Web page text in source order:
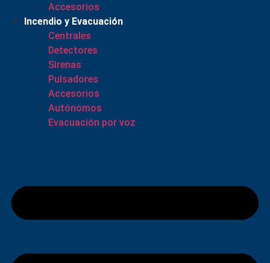
Accesorios
Incendio y Evacuación
Centrales
Detectores
Sirenas
Pulsadores
Accesorios
Autónomos
Evacuación por voz